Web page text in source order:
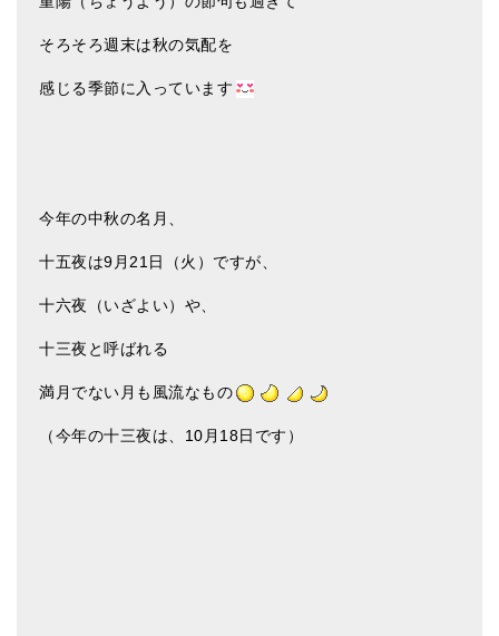
商品一覧
アマナマナのシンギングボウル
マンダラ彫（黒・渋金）
人気の3点セット
お得なアマナマナ・セット
特大シンギングボウル・特殊柄
スティック・マレット・リング（台座）
アマナマナのティンシャ
そろそろ週末は秋の気配を
感じる季節に入っています
今年の中秋の名月、
十五夜は9月21日（火）ですが、
十六夜（いざよい）や、
十三夜と呼ばれる
満月でない月も風流なもの
（今年の十三夜は、10月18日です）